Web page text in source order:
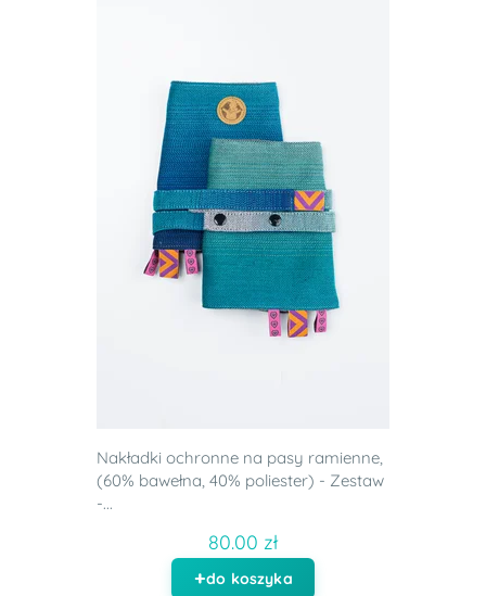
Nakładki ochronne na pasy ramienne,
(60% bawełna, 40% poliester) - Zestaw
-...
80.00 zł
do koszyka